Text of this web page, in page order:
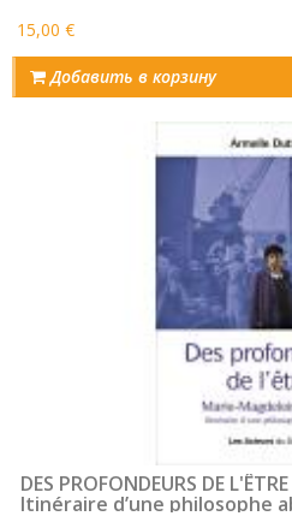
15,00 €
Добавить в корзину
DES PROFONDEURS DE
Itinéraire d’une philosophe